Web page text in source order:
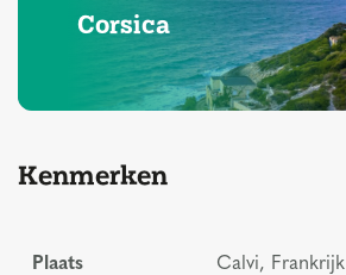
Corsica
Kenmerken
Plaats Calvi, Frankrijk